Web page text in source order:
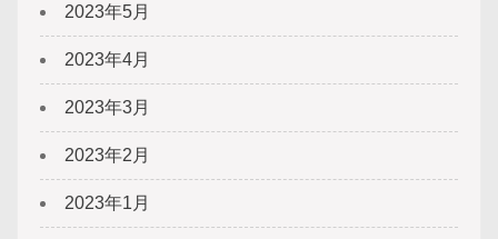
2023年5月
2023年4月
2023年3月
2023年2月
2023年1月